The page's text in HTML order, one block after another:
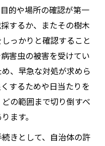
的や場所の確認が第一
するか、またその樹木
っかりと確認すること
害虫の被害を受けてい
、早急な対処が求めら
するためや日当たりを
の範囲まで切り倒すべ
ます。
きとして、自治体の許